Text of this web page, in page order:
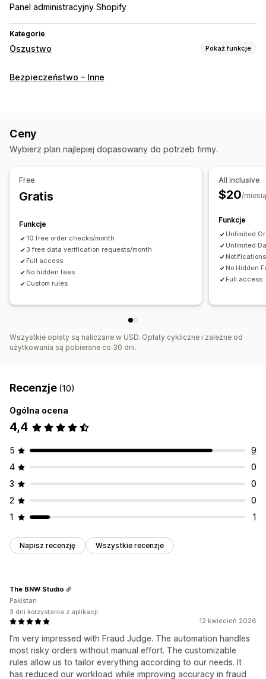
Panel administracyjny Shopify
Kategorie
Oszustwo Pokaż funkcje
Typy oszustw
Narzędzia do zapobiegania
Reguły niestandardowe
Weryfikacja tożsamości
Ubezpieczenie od oszustw
Alerty i analizy
Podejrzana aktywność
Alerty niestandardowe
Powiadomienia dotyczące oszustw
Powiadomienia aplikacji
Bezpieczeństwo – Inne
Ceny
Wybierz plan najlepiej dopasowany do potrzeb firmy.
Free
Gratis
Funkcje
10 free order checks/month
3 free data verification requests/month
Full access
No hidden fees
Custom rules
All inclusive
$20/
Funkcje
Unlimited
Unlimited
No Hidden
Full access
Wszystkie opłaty są naliczane w USD. Opłaty cykliczne i zależne od
użytkowania są pobierane co 30 dni.
Recenzje (10)
Ogólna ocena
4,4
5
9
4
0
3
0
2
0
1
1
Napisz recenzję Wszystkie recenzje
12 kwiecień 2026
I’m very impressed with Fraud Judge. The automation handles
most risky orders without manual effort. The customizable
rules allow us to tailor everything according to our needs. It
has reduced our workload while improving accuracy in fraud
The BNW Studio
Pakistan
3 dni korzystania z aplikacji